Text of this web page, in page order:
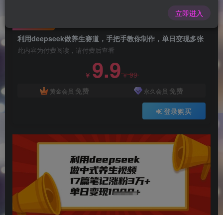
114 10
利用deepseek做养生赛道，手把手教你制作，单日变现多张
此内容为付费阅读，请付费后查看
￥ 9.9￥99
黄金会员 免费 永久会员 免费
登录购买
立即进入